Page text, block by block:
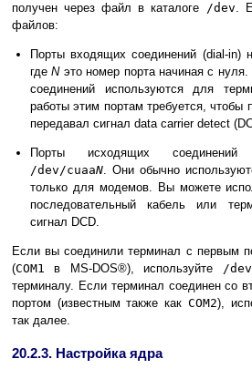
получен через файл в каталоге /dev.
файлов:
Порты входящих соединений (dial-in)
гдеNэто номер порта начиная с
соединений используются для
работы этим портам требуется, чтобы
передавал сигнал data carrier detect
Порты исходящих соединений
/dev/cuaaN. Они обычно
только для модемов. Вы можете
последовательный кабель или
сигнал DCD.
Если вы соединили терминал с первым
(COM1 в MS-DOS®), используйте /
терминалу. Если терминал соединен со
портом (известным также как COM2),
так далее.
20.2.3. Настройка ядра